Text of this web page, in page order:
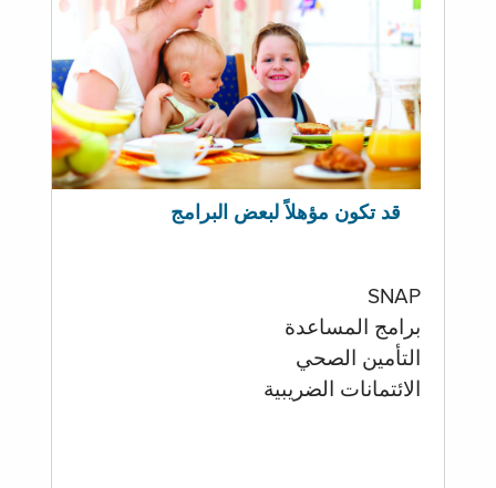
قد تكون مؤهلاً لبعض البرامج
SNAP
برامج المساعدة
التأمين الصحي
الائتمانات الضريبية